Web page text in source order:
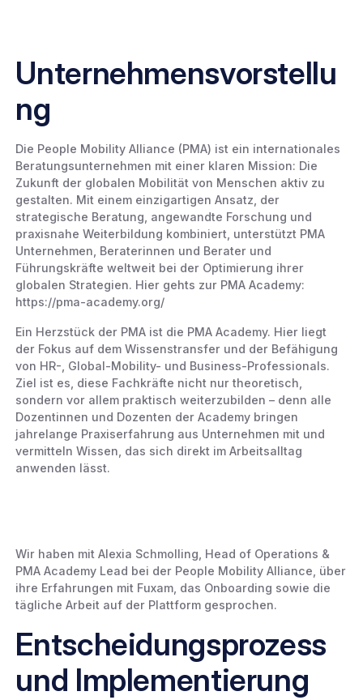
Unternehmensvorstellu
ng
Die People Mobility Alliance (PMA) ist ein internationales
Beratungsunternehmen mit einer klaren Mission: Die
Zukunft der globalen Mobilität von Menschen aktiv zu
gestalten. Mit einem einzigartigen Ansatz, der
strategische Beratung, angewandte Forschung und
praxisnahe Weiterbildung kombiniert, unterstützt PMA
Unternehmen, Beraterinnen und Berater und
Führungskräfte weltweit bei der Optimierung ihrer
globalen Strategien. Hier gehts zur PMA Academy:
https://pma-academy.org/
Ein Herzstück der PMA ist die PMA Academy. Hier liegt
der Fokus auf dem Wissenstransfer und der Befähigung
von HR-, Global-Mobility- und Business-Professionals.
Ziel ist es, diese Fachkräfte nicht nur theoretisch,
sondern vor allem praktisch weiterzubilden – denn alle
Dozentinnen und Dozenten der Academy bringen
jahrelange Praxiserfahrung aus Unternehmen mit und
vermitteln Wissen, das sich direkt im Arbeitsalltag
anwenden lässt.
Wir haben mit Alexia Schmolling, Head of Operations &
PMA Academy Lead bei der People Mobility Alliance, über
ihre Erfahrungen mit Fuxam, das Onboarding sowie die
tägliche Arbeit auf der Plattform gesprochen.
Entscheidungsprozess
und Implementierung